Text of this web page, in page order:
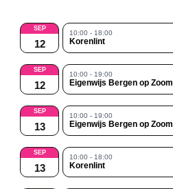
SEP
12
10:00 - 18:00
Korenlint
SEP
12
10:00 - 19:00
Eigenwijs Bergen op Zoom
SEP
13
10:00 - 19:00
Eigenwijs Bergen op Zoom
SEP
13
10:00 - 18:00
Korenlint